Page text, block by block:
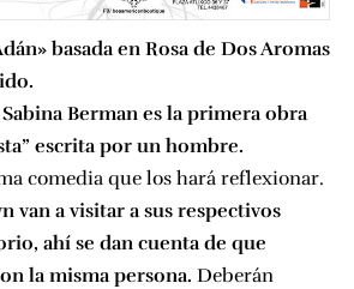
basada en Rosa de Dos Aromas
Sabina Berman es la primera obra
escrita por un hombre.
comedia que los hará reflexionar.
van a visitar a sus respectivos
ahí se dan cuenta de que
la misma persona. Deberán